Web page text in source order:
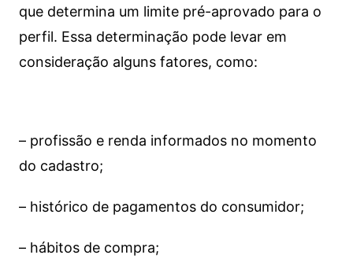
que determina um limite pré-aprovado para o
perfil. Essa determinação pode levar em
consideração alguns fatores, como:
– profissão e renda informados no momento
do cadastro;
– histórico de pagamentos do consumidor;
– hábitos de compra;